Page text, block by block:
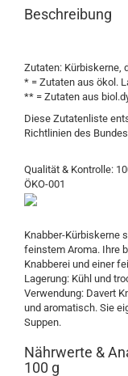
Beschreibung
Zutaten: Kürbiskerne,
* = Zutaten aus ökol.
** = Zutaten aus
Diese Zutatenliste
Richtlinien des
Qualität & Kontrolle:
ÖKO-001
Knabber-Kürbiskerne
feinstem Aroma. Ihre
Knabberei und einer
Lagerung: Kühl und
Verwendung: Davert
und aromatisch. Sie
Suppen.
Nährwerte &
100 g